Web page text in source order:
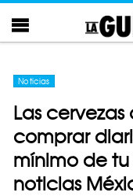
Noticias
Las
comprar
mínimo de
noticias